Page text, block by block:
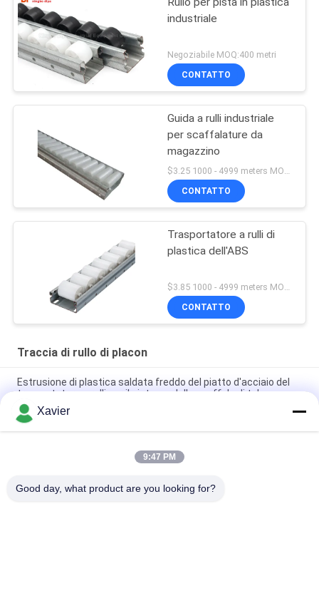
industriale
Negoziabile MOQ:400 metri
CONTATTO
Guida a rulli industriale
per scaffalature da
magazzino
CONTATTO
Trasportatore a rulli di
plastica dell'ABS
CONTATTO
Traccia di rullo di placon
Estrusione di plastica saldata freddo del piatto d'acciaio del
trasportatore a rulli per il sistema dello scaffale di tubo
Trasportatore a rulli del pallet della struttura della lamiera
sottile DY-6033 per il sistema dello scaffale di tubo
DY-8533 Migliora Articolo Fluente in Lamiera Placon Per Area di
Xavier
9:47 PM
Good day, what product are you looking for?